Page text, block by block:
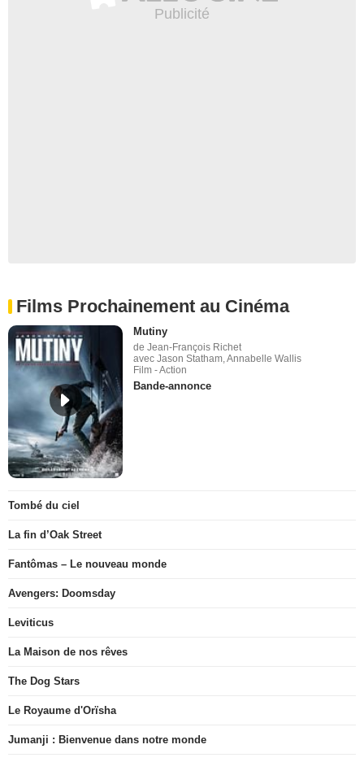
Films Prochainement au Cinéma
Mutiny
de Jean-François Richet
avec Jason Statham, Annabelle Wallis
Film - Action
Bande-annonce
Tombé du ciel
La fin d’Oak Street
Fantômas – Le nouveau monde
Avengers: Doomsday
Leviticus
La Maison de nos rêves
The Dog Stars
Le Royaume d'Orïsha
Jumanji : Bienvenue dans notre monde